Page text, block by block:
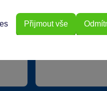
Přijmout vše